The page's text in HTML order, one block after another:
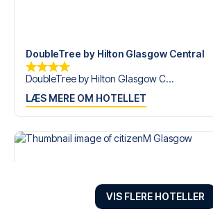
DoubleTree by Hilton Glasgow Central
DoubleTree by Hilton Glasgow C...
LÆS MERE OM HOTELLET
VIS FLERE HOTELLER